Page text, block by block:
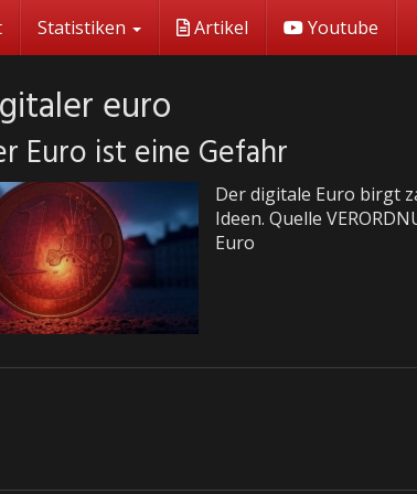
Statistiken Artikel Youtube
euro
Euro ist eine Gefahr
Der digitale Euro birgt
Ideen. Quelle
Euro